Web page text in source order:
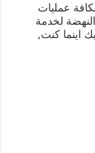
عمليات
لخدمة
اينما كنت,